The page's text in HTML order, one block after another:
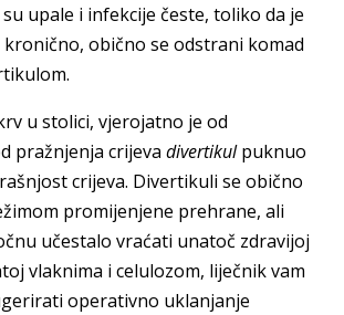
upale i infekcije česte, toliko da je
obično se odstrani komad
u stolici, vjerojatno je od
pražnjenja crijeva divertikulpuknuo
crijeva. Divertikuli se obično
promijenjene prehrane, ali
učestalo vraćati unatoč zdravijoj
vlaknima i celulozom, liječnik vam
operativno uklanjanje